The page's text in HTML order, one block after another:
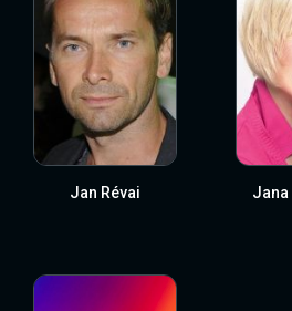
Jan Révai Jana